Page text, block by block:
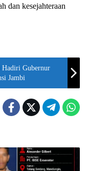
dan kesejahteraan
Gubernur
Jambi